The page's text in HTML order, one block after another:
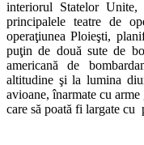
interiorul Statelor Unite,
principalele teatre de
operaţiunea Ploieşti,
puţin de două sute de
americană de
altitudine şi la lumina
avioane, înarmate cu
care să poată fi largate cu